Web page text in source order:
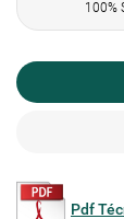
100%
Pdf